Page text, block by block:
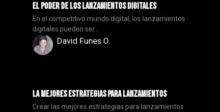
El Poder de los Lanzamientos Digitales
En el competitivo mundo digital, los lanzamientos
digitales pueden ser...
David Funes O.
La Mejores Estrategias para Lanzamientos
Crear las mejores estrategias para lanzamientos